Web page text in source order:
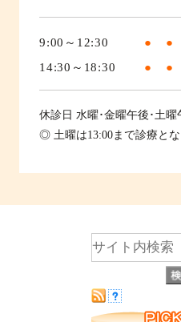
9:00～12:30 ● ●
14:30～18:30
● ●
休診日 水曜･金曜午後･土曜
◎ 土曜は13:00まで診療と